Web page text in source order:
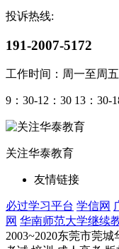
投诉热线:
191-2007-5172
工作时间：周一至周五
9：30-12：30 13：30-
关注华泰教育
友情链接
必过学习平台 学信网
网 华南师范大学继续
2003~2020东莞市莞